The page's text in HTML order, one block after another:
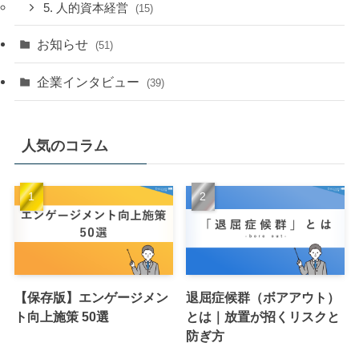
5. 人的資本経営 (15)
お知らせ (51)
企業インタビュー (39)
人気のコラム
【保存版】エンゲージメン
ト向上施策 50選
退屈症候群（ボアアウト）
とは｜放置が招くリスクと
防ぎ方